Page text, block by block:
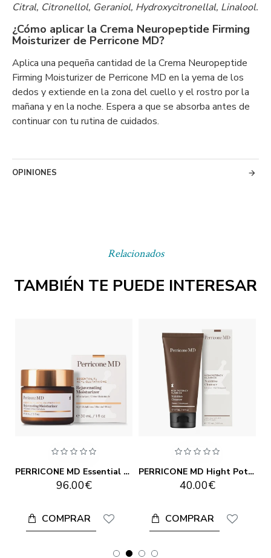
Relacionados
TAMBIÉN TE PUEDE INTERESAR
PERRICONE MD Essential Fx Acyl-Glutathione Rejuvenating Moisturizer
96.00€
COMPRAR
PERRICONE MD Hight Potency Classics Nutritive Cleanser 177ml
40.00€
COMPRAR
Citral, Citronellol, Geraniol, Hydroxycitronellal, Linalool.
¿Cómo aplicar la Crema Neuropeptide Firming
Moisturizer de Perricone MD?
Aplica una pequeña cantidad de la Crema Neuropeptide
Firming Moisturizer de Perricone MD en la yema de los
dedos y extiende en la zona del cuello y el rostro por la
mañana y en la noche. Espera a que se absorba antes de
continuar con tu rutina de cuidados.
OPINIONES